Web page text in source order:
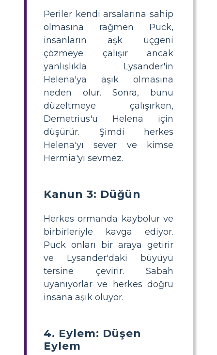
Periler kendi arsalarına sahip
olmasına rağmen Puck,
insanların aşk üçgeni
çözmeye çalışır ancak
yanlışlıkla Lysander'in
Helena'ya aşık olmasına
neden olur. Sonra, bunu
düzeltmeye çalışırken,
Demetrius'u Helena için
düşürür. Şimdi herkes
Helena'yı sever ve kimse
Hermia'yı sevmez.
Kanun 3: Düğün
Herkes ormanda kaybolur ve
birbirleriyle kavga ediyor.
Puck onları bir araya getirir
ve Lysander'daki büyüyü
tersine çevirir. Sabah
uyanıyorlar ve herkes doğru
insana aşık oluyor.
4. Eylem: Düşen
Eylem